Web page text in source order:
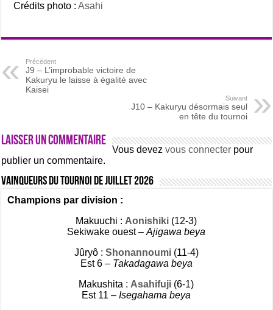
Crédits photo :Asahi
Précédent
J9 – L’improbable victoire de
Kakuryu le laisse à égalité avec
Kaisei
Suivant
J10 – Kakuryu désormais seul
en tête du tournoi
Laisser un commentaire
Vous devezvous connecter pour
publier un commentaire.
Vainqueurs du tournoi de Juillet 2026
Champions par division :
Makuuchi : Aonishiki (12-3)
Sekiwake ouest –Ajigawa beya
Jûryô : Shonannoumi (11-4)
Est 6 – Takadagawa beya
Makushita : Asahifuji (6-1)
Est 11 –Isegahama beya